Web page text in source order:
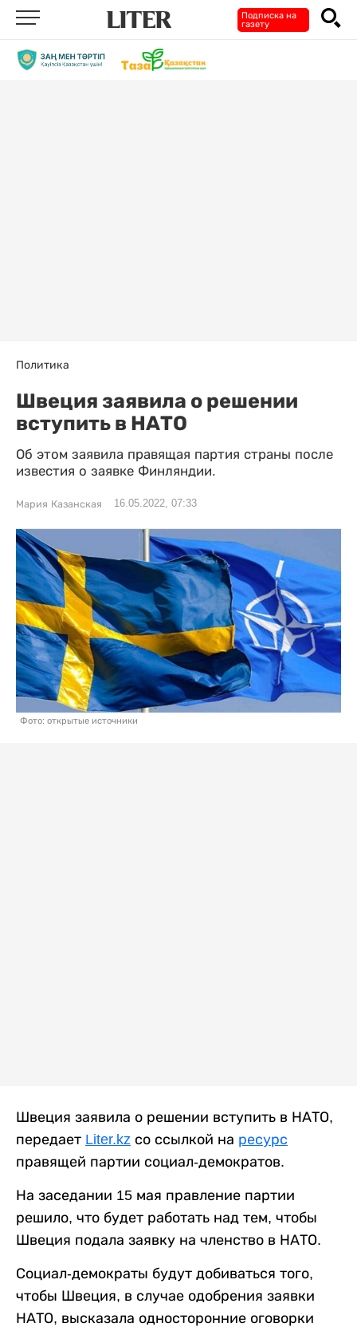
Подписка на
газету
Политика
Швеция заявила о решении
вступить в НАТО
Об этом заявила правящая партия страны после
известия о заявке Финляндии.
Мария Казанская 16.05.2022, 07:33
Фото: открытые источники
Швеция заявила о решении вступить в НАТО,
передает Liter.kz со ссылкой на ресурс
правящей партии социал-демократов.
На заседании 15 мая правление партии
решило, что будет работать над тем, чтобы
Швеция подала заявку на членство в НАТО.
Социал-демократы будут добиваться того,
чтобы Швеция, в случае одобрения заявки
НАТО, высказала односторонние оговорки